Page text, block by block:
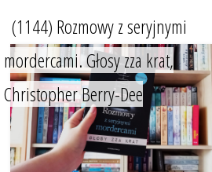
(1144) Rozmowy z seryjnymi
mordercami. Głosy zza krat,
Christopher Berry-Dee